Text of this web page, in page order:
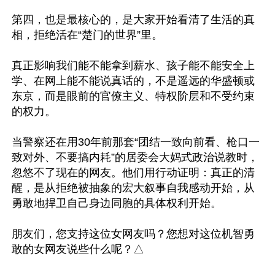
第四，也是最核心的，是大家开始看清了生活的真
相，拒绝活在“楚门的世界”里。
真正影响我们能不能拿到薪水、孩子能不能安全上
学、在网上能不能说真话的，不是遥远的华盛顿或
东京，而是眼前的官僚主义、特权阶层和不受约束
的权力。
当警察还在用30年前那套“团结一致向前看、枪口一
致对外、不要搞内耗”的居委会大妈式政治说教时，
忽悠不了现在的网友。他们用行动证明：真正的清
醒，是从拒绝被抽象的宏大叙事自我感动开始，从
勇敢地捍卫自己身边同胞的具体权利开始。
朋友们，您支持这位女网友吗？您想对这位机智勇